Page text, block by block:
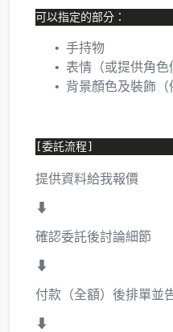
手持物
表情（或提供角色
背景顏色及裝飾（
提供資料給我報價
⬇
確認委託後討論細節
⬇
付款（全額）後排單並
⬇